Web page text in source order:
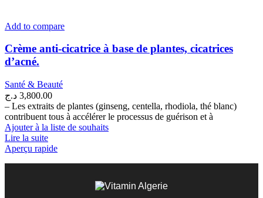
Add to compare
Crème anti-cicatrice à base de plantes, cicatrices
d’acné.
Santé & Beauté
3,800.00 د.ج
– Les extraits de plantes (ginseng, centella, rhodiola, thé blanc)
contribuent tous à accélérer le processus de guérison et à
Ajouter à la liste de souhaits
Lire la suite
Aperçu rapide